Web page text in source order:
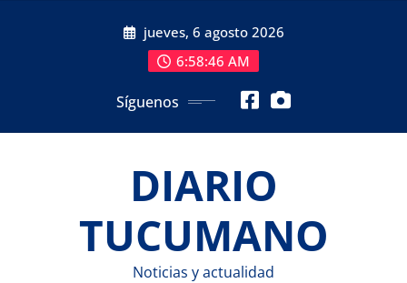
jueves, 6 agosto 2026
6:58:48 AM
Síguenos
DIARIO
TUCUMANO
Noticias y actualidad